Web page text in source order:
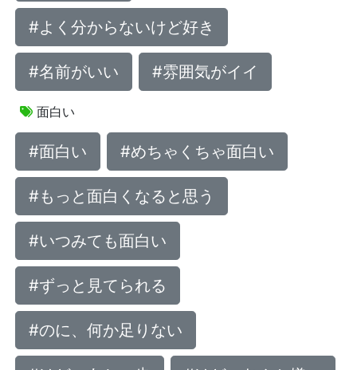
#よく分からないけど好き
#名前がいい #雰囲気がイイ
面白い
#面白い #めちゃくちゃ面白い
#もっと面白くなると思う
#いつみても面白い
#ずっと見てられる
#のに、何か足りない